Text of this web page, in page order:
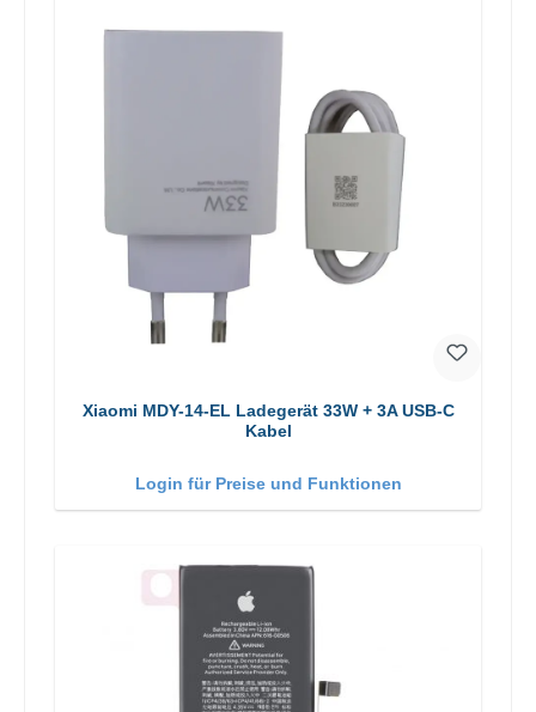
Xiaomi MDY-14-EL Ladegerät 33W + 3A USB-C
Kabel
Login für Preise und Funktionen